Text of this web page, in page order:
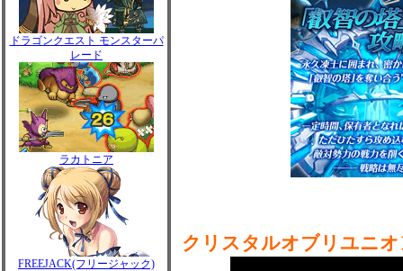
ドラゴンクエスト モンスターパ
レード
ラカトニア
FREEJACK(フリージャック)
クリスタルオブリユニ